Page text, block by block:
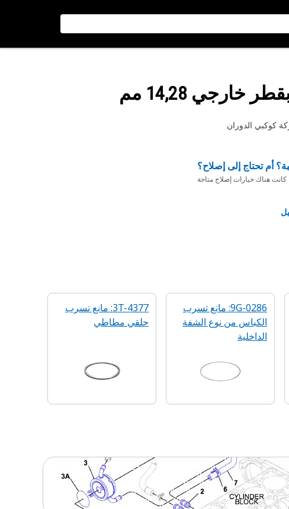
14,28 مم
أم تحتاج إلى إصلاح؟
هناك خيارات إصلاح متاحة
9G-0286: مانع تسرب
الكباس من نوع الشفة
الداخلية
3T-4377: مانع تسرب
حلقي مطاطي